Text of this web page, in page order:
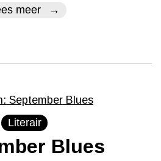
meer
Literair
Blues